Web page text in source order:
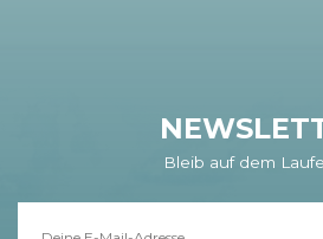
Bleib auf dem